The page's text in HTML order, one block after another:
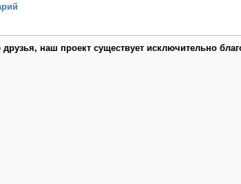
друзья, наш проект существует исключительно